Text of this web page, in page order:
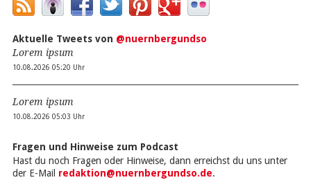
Aktuelle Tweets von @nuernbergundso
Lorem ipsum
10.08.2026 05:20 Uhr
Lorem ipsum
10.08.2026 05:03 Uhr
Fragen und Hinweise zum Podcast
Hast du noch Fragen oder Hinweise, dann erreichst du uns unter
der E-Mail redaktion@nuernbergundso.de.